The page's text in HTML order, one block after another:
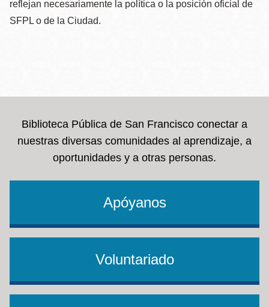
reflejan necesariamente la política o la posición oficial de
SFPL o de la Ciudad.
Biblioteca Pública de San Francisco conectar a
nuestras diversas comunidades al aprendizaje, a
oportunidades y a otras personas.
Apóyanos
Voluntariado